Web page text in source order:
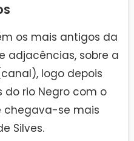
os mais antigos da
adjacências, sobre a
logo depois
rio Negro com o
chegava-se mais
Silves.